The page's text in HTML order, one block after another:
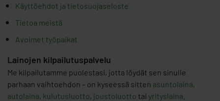
Käyttöehdot ja tietosuojaseloste
Tietoa meistä
Avoimet työpaikat
Lainojen kilpailutuspalvelu
Me kilpailutamme puolestasi, jotta löydät sen sinulle
parhaan vaihtoehdon – on kyseessä sitten asuntolaina,
autolaina, kulutusluotto, joustoluotto tai yrityslaina